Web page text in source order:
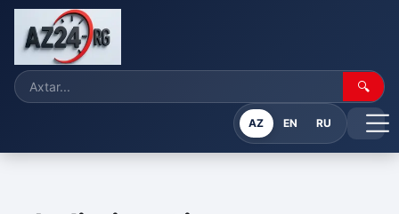
🔍
AZ EN RU